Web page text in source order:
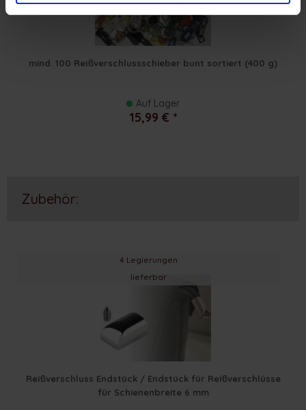
mind. 100 Reißverschlussschieber bunt sortiert (400 g)
Auf Lager
15,99 € *
Zubehör:
4 Legierungen
lieferbar
Reißverschluss Endstück / Endstück für Reißverschlüsse
für Schienenbreite 6 mm